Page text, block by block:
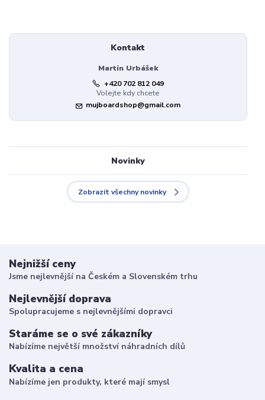
Kontakt
Martin Urbášek
+420 702 812 049
Volejte kdy chcete
mujboardshop@gmail.com
Novinky
Zobrazit všechny novinky
Nejnižší ceny
Jsme nejlevnější na Českém a Slovenském trhu
Nejlevnější doprava
Spolupracujeme s nejlevnějšími dopravci
Staráme se o své zákazníky
Nabízíme největší množství náhradních dílů
Kvalita a cena
Nabízíme jen produkty, které mají smysl